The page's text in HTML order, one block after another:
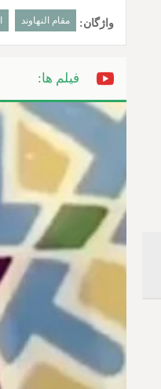
واژگان: مقام النهاوند
فیلم ها: